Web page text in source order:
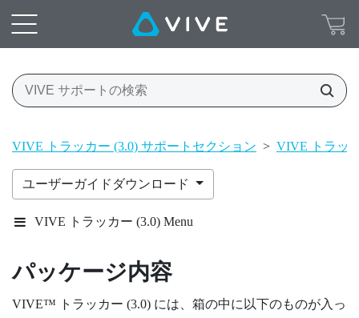
VIVE トラッカー (3.0) サポートセクション > VIVE トラッ
ユーザーガイドダウンロード
VIVE トラッカー (3.0) Menu
パッケージ内容
VIVE™ トラッカー (3.0) には、箱の中に以下のものが入っ